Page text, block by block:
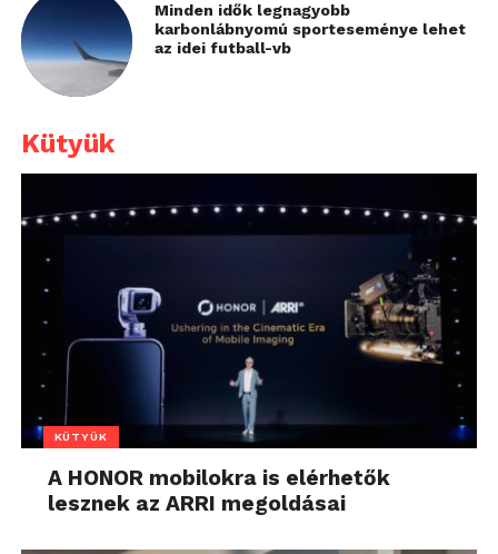
Minden idők legnagyobb
karbonlábnyomú sporteseménye lehet
az idei futball-vb
Kütyük
KÜTYÜK
A HONOR mobilokra is elérhetők
lesznek az ARRI megoldásai